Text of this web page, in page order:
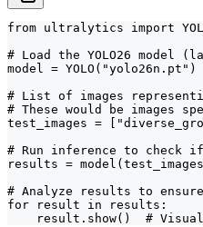
from ultralytics import
# Load the YOLO26 model
model = YOLO("yolo26n.pt")
# List of images
# These would be images
test_images =
# Run inference to check
results =
# Analyze results to
for result in results:
result.show()  #